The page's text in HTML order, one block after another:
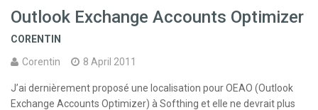
Outlook Exchange Accounts Optimizer
CORENTIN
Corentin
8 April 2011
J’ai dernièrement proposé une localisation pour OEAO (Outlook
Exchange Accounts Optimizer) à Softhing et elle ne devrait plus